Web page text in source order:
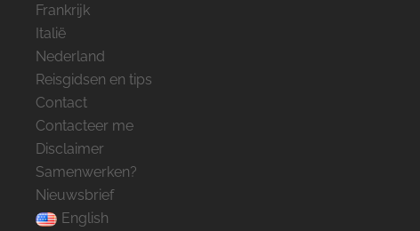
Frankrijk
Italië
Nederland
Reisgidsen en tips
Contact
Contacteer me
Disclaimer
Samenwerken?
Nieuwsbrief
English